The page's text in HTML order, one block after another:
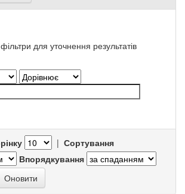
для уточнення результатів
| Сортування
Впорядкування